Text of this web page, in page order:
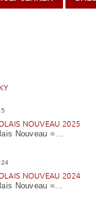
NOUVEAU 2025
Nouveau =...
NOUVEAU 2024
Nouveau =...